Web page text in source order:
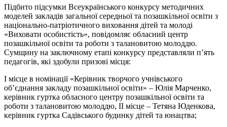
Підбито підсумки Всеукраїнського конкурсу методичних
моделей закладів загальної середньої та позашкільної освіти з
національно-патріотичного виховання дітей та молоді
«Виховати особистість», повідомляє обласний центр
позашкільної освіти та роботи з талановитою молоддю.
Сумщину на заключному етапі конкурсу представляли п’ять
педагогів, які здобули призові місця:
І місце в номінації «Керівник творчого учнівського
об’єднання закладу позашкільної освіти» – Юлія Марченко,
керівник гуртка обласного центру позашкільної освіти та
роботи з талановитою молоддю, ІІ місце – Тетяна Юденкова,
керівник гуртка Садівського будинку дітей та юнацтва;